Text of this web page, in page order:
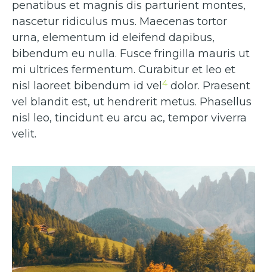
penatibus et magnis dis parturient montes,
nascetur ridiculus mus. Maecenas tortor
urna, elementum id eleifend dapibus,
bibendum eu nulla. Fusce fringilla mauris ut
mi ultrices fermentum. Curabitur et leo et
nisl laoreet bibendum id vel4 dolor. Praesent
vel blandit est, ut hendrerit metus. Phasellus
nisl leo, tincidunt eu arcu ac, tempor viverra
velit.